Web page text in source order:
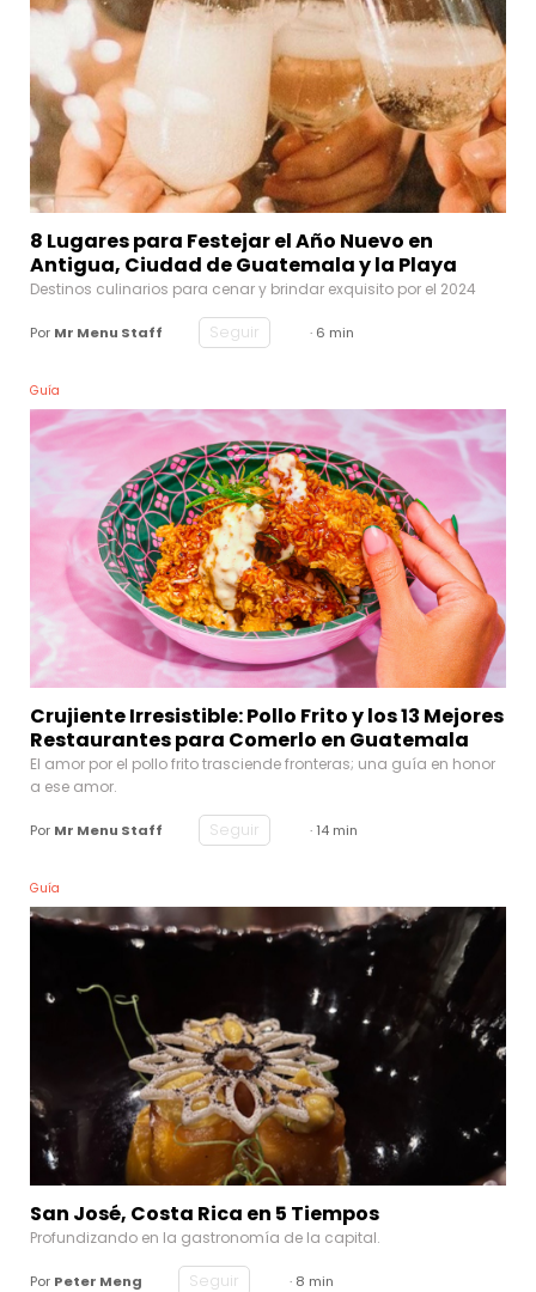
8 Lugares para Festejar el Año Nuevo en
Antigua, Ciudad de Guatemala y la Playa
Destinos culinarios para cenar y brindar exquisito por el 2024
Por Mr Menu Staff Seguir · 6 min
Guía
Crujiente Irresistible: Pollo Frito y los 13 Mejores
Restaurantes para Comerlo en Guatemala
El amor por el pollo frito trasciende fronteras; una guía en honor
a ese amor.
Por Mr Menu Staff Seguir · 14 min
Guía
San José, Costa Rica en 5 Tiempos
Profundizando en la gastronomía de la capital.
Por Peter Meng Seguir · 8 min